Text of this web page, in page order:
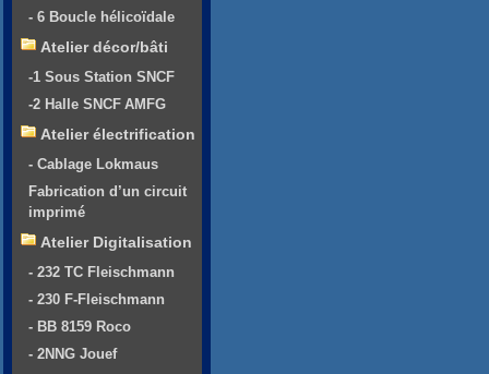
- 6 Boucle hélicoïdale
Atelier décor/bâti
-1 Sous Station SNCF
-2 Halle SNCF AMFG
Atelier électrification
- Cablage Lokmaus
Fabrication d’un circuit
imprimé
Atelier Digitalisation
- 232 TC Fleischmann
- 230 F-Fleischmann
- BB 8159 Roco
- 2NNG Jouef